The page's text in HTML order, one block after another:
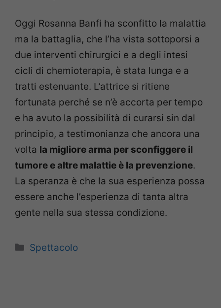
Oggi Rosanna Banfi ha sconfitto la malattia
ma la battaglia, che l’ha vista sottoporsi a
due interventi chirurgici e a degli intesi
cicli di chemioterapia, è stata lunga e a
tratti estenuante. L’attrice si ritiene
fortunata perché se n’è accorta per tempo
e ha avuto la possibilità di curarsi sin dal
principio, a testimonianza che ancora una
volta la migliore arma per sconfiggere il
tumore e altre malattie è la prevenzione.
La speranza è che la sua esperienza possa
essere anche l’esperienza di tanta altra
gente nella sua stessa condizione.
Categorie
Spettacolo